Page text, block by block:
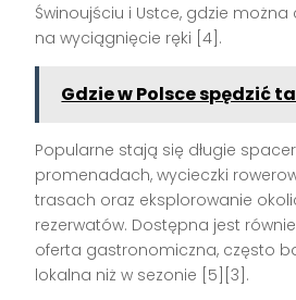
Świnoujściu i Ustce, gdzie
na wyciągnięcie ręki [4] .
Gdzie w Polsce spędzić
Popularne stają się długie
promenadach, wycieczki
trasach oraz eksplorowanie
rezerwatów. Dostępna jest
oferta gastronomiczna, często
lokalna niż w sezonie [5][3] .